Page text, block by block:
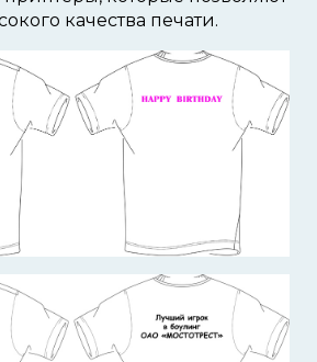
качества печати.